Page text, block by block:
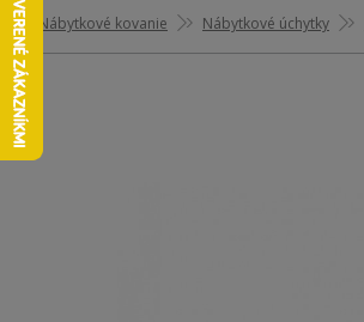
Nábytkové kovanie Nábytkové úchytky